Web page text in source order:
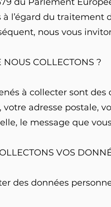
du Parlement
l’égard du traitement
nous vous
COLLECTONS ?
à collecter sont
adresse postale,
le message que
VOS
des données